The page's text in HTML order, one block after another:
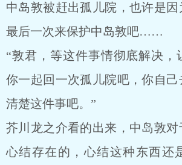
中岛敦被赶出孤儿院，也许是
最后一次来保护中岛敦吧……
“敦君，等这件事情彻底解决，
你一起回一次孤儿院吧，你自己
清楚这件事吧。”
芥川龙之介看的出来，中岛敦
心结存在的，心结这种东西还